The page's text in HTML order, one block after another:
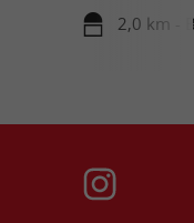
2,0 km -